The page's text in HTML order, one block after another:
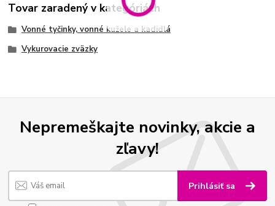
Tovar zaradený v kategóriách
Vonné tyčinky, vonné kužele a kadidlá
Vykurovacie zväzky
Nepremeškajte novinky, akcie a
zľavy!
Prihlásiť sa